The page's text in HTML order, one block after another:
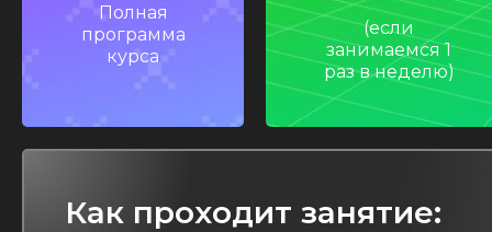
Полная
программа
курса
(если
занимаемся 1
раз в неделю)
Как проходит занятие: